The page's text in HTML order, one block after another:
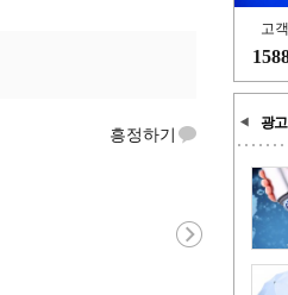
고
광고
흥정하기